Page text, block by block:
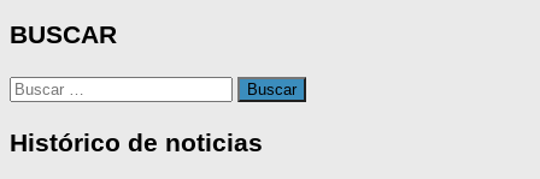
BUSCAR
Buscar:
Histórico de noticias